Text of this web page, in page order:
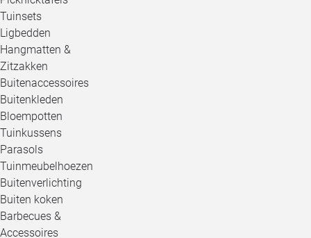
Tuinsets
Ligbedden
Hangmatten &
Zitzakken
Buitenaccessoires
Buitenkleden
Bloempotten
Tuinkussens
Parasols
Tuinmeubelhoezen
Buitenverlichting
Buiten koken
Barbecues &
Accessoires